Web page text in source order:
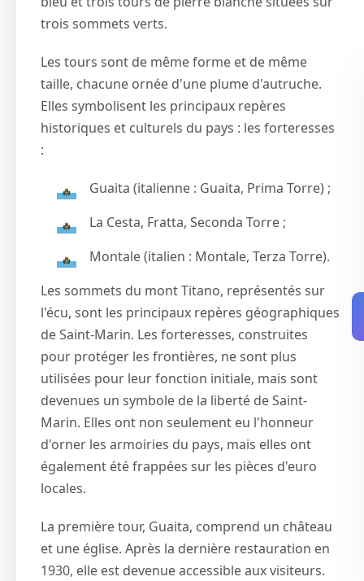
trois sommets verts.
Les tours sont de même forme et de même
taille, chacune ornée d'une plume d'autruche.
Elles symbolisent les principaux repères
historiques et culturels du pays : les forteresses
:
Guaita (italienne : Guaita, Prima Torre) ;
La Cesta, Fratta, Seconda Torre ;
Montale (italien : Montale, Terza Torre).
Les sommets du mont Titano, représentés sur
l'écu, sont les principaux repères géographiques
de Saint-Marin. Les forteresses, construites
pour protéger les frontières, ne sont plus
utilisées pour leur fonction initiale, mais sont
devenues un symbole de la liberté de Saint-
Marin. Elles ont non seulement eu l'honneur
d'orner les armoiries du pays, mais elles ont
également été frappées sur les pièces d'euro
locales.
La première tour, Guaita, comprend un château
et une église. Après la dernière restauration en
1930, elle est devenue accessible aux visiteurs.